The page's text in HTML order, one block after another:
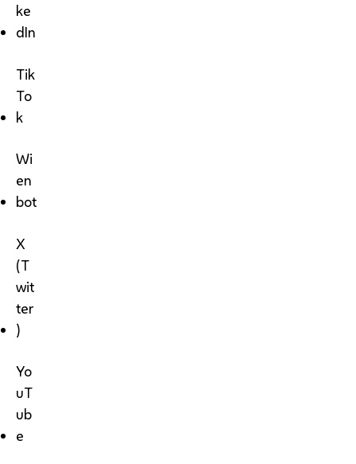
ke
dIn
Tik
To
k
Wi
en
bot
X
(T
wit
ter
)
Yo
uT
ub
e